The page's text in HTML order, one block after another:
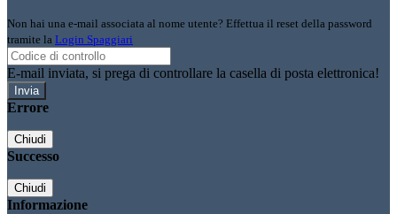
Non hai una e-mail associata al nome utente? Effettua il reset della password
tramite la Login Spaggiari
E-mail inviata, si prega di controllare la casella di posta elettronica!
Errore
Chiudi
Successo
Chiudi
Informazione